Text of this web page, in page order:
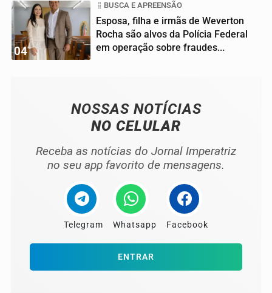
04
BUSCA E APREENSÃO
Esposa, filha e irmãs de Weverton
Rocha são alvos da Polícia Federal
em operação sobre fraudes...
NOSSAS NOTÍCIAS
NO CELULAR
Receba as notícias do Jornal Imperatriz
no seu app favorito de mensagens.
Telegram Whatsapp Facebook
ENTRAR